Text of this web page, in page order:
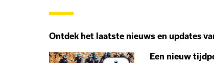
Ontdek het laatste nieuws en updates
Een nieuw